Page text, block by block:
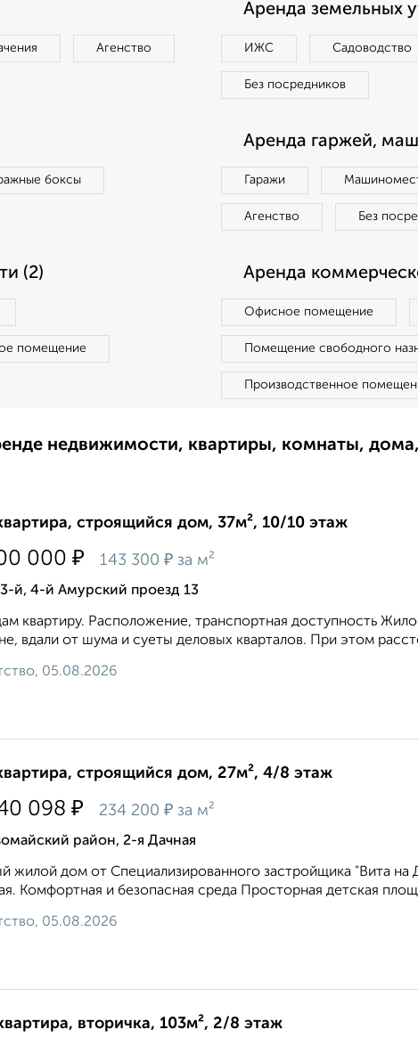
Агенство
Аренда земельных
ИЖС Садоводство
Без посредников
боксы
Аренда гаржей,
Гаражи
Агенство Без
(2)
помещение
Аренда
Офисное помещение
Помещение свободного
Производственное
недвижимости, квартиры, комнаты,
строящийся дом, 37м², 10/10 этаж
000 ₽ 143 300 ₽ за м²
й, 4-й Амурский проезд 13
квартиру. Расположение, транспортная доступность
вдали от шума и суеты деловых кварталов. При этом
05.08.2026
строящийся дом, 27м², 4/8 этаж
098 ₽ 234 200 ₽ за м²
район, 2-я Дачная
жилой дом от Специализированного застройщика "Вита на
Комфортная и безопасная среда Просторная детская
05.08.2026
вторичка, 103м², 2/8 этаж